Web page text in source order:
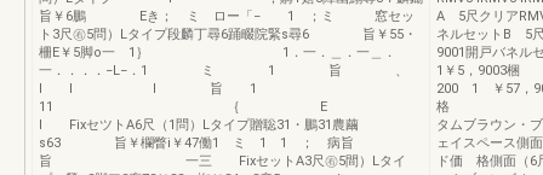
旨￥6鵬 Eき； ミ ロー「− 1 ；ミ 窓セッ
ト3尺㊨5問）Lタイプ段麟丁尋6踊畷院緊s尋6 旨￥55・
柵E￥5脚o一 1｝ 1．一．＿．一＿．
一．．．．−L−．1 ミ 1 旨 、
l l I 旨 1
11 ｛ E
l FixセツトA6尺（1問）Lタイプ贈聡31・鵬31農繭
s63 旨￥欄瞥i￥47働1 ミ 1 1 ； 病旨
旨 一三 FixセットA3尺㊨5間）Lタイ
A 5尺クリア
ネルセットB 5
9001開戸バネル
1￥5，
200 1 ￥57，
格
タムブラウン・
ェイスペース側
ド価 格側面（6